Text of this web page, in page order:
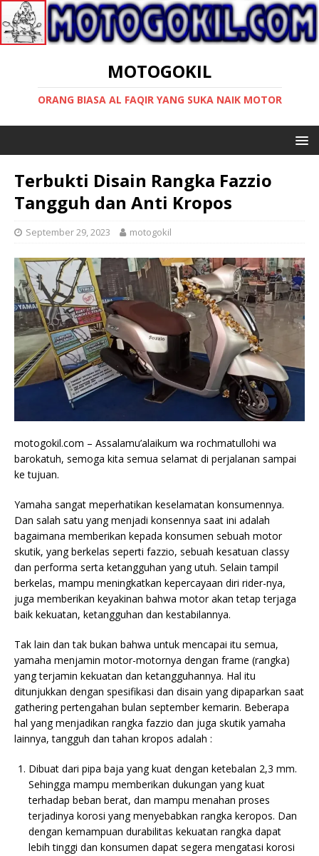
MOTOGOKIL
ORANG BIASA AL FAQIR YANG SUKA NAIK MOTOR
Terbukti Disain Rangka Fazzio
Tangguh dan Anti Kropos
September 29, 2023 motogokil
motogokil.com – Assalamu’alaikum wa rochmatullohi wa
barokatuh, semoga kita semua selamat di perjalanan sampai
ke tujuan.
Yamaha sangat meperhatikan keselamatan konsumennya.
Dan salah satu yang menjadi konsennya saat ini adalah
bagaimana memberikan kepada konsumen sebuah motor
skutik, yang berkelas seperti fazzio, sebuah kesatuan classy
dan performa serta ketangguhan yang utuh. Selain tampil
berkelas, mampu meningkatkan kepercayaan diri rider-nya,
juga memberikan keyakinan bahwa motor akan tetap terjaga
baik kekuatan, ketangguhan dan kestabilannya.
Tak lain dan tak bukan bahwa untuk mencapai itu semua,
yamaha menjamin motor-motornya dengan frame (rangka)
yang terjamin kekuatan dan ketangguhannya. Hal itu
ditunjukkan dengan spesifikasi dan disain yang dipaparkan saat
gathering pertengahan bulan september kemarin. Beberapa
hal yang menjadikan rangka fazzio dan juga skutik yamaha
lainnya, tangguh dan tahan kropos adalah :
Dibuat dari pipa baja yang kuat dengan ketebalan 2,3 mm.
Sehingga mampu memberikan dukungan yang kuat
terhadap beban berat, dan mampu menahan proses
terjadinya korosi yang menyebabkan rangka keropos. Dan
dengan kemampuan durabilitas kekuatan rangka dapat
lebih tinggi dan konsumen dapat segera mengatasi korosi